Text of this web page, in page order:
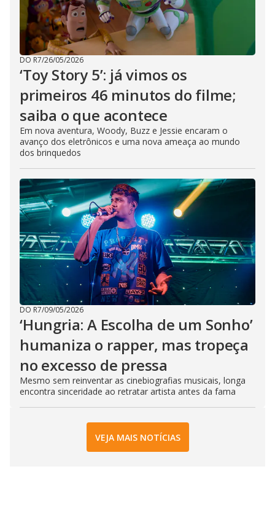
DO R7/26/05/2026
‘Toy Story 5’: já vimos os
primeiros 46 minutos do filme;
saiba o que acontece
Em nova aventura, Woody, Buzz e Jessie encaram o
avanço dos eletrônicos e uma nova ameaça ao mundo
dos brinquedos
DO R7/09/05/2026
‘Hungria: A Escolha de um Sonho’
humaniza o rapper, mas tropeça
no excesso de pressa
Mesmo sem reinventar as cinebiografias musicais, longa
encontra sinceridade ao retratar artista antes da fama
VEJA MAIS NOTÍCIAS